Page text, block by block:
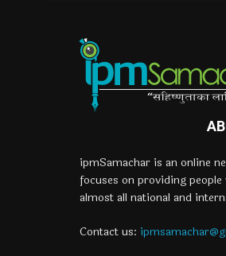
ipmSamachar is an online
focuses on providing
almost all national and
Contact us: